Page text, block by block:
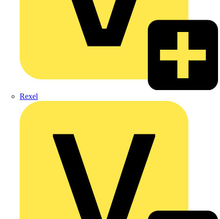
Rexel